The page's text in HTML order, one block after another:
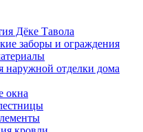
Дёке Тавола
заборы и ограждения
наружной отделки дома
окна